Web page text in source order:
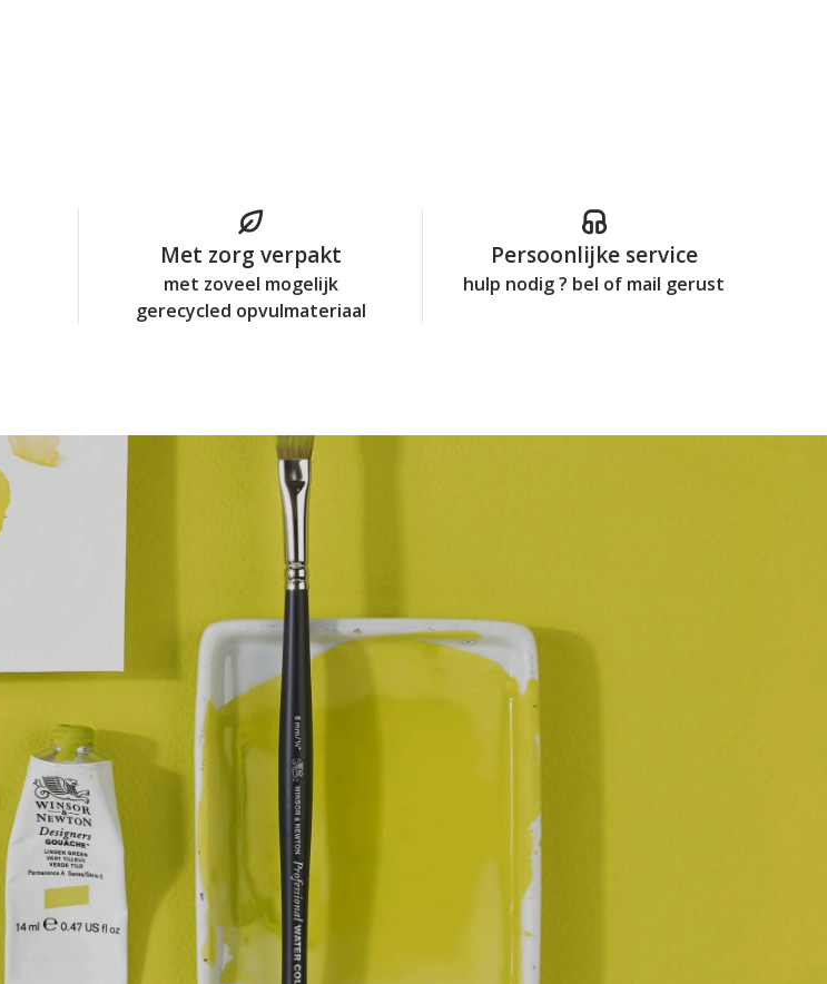
Met zorg verpakt
met zoveel mogelijk
gerecycled opvulmateriaal
Persoonlijke service
hulp nodig ? bel of mail gerust